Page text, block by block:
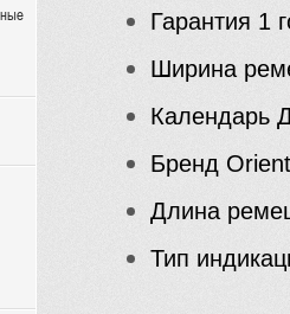
Гарантия 1
Ширина
Календарь
Бренд Orient
Длина
Тип